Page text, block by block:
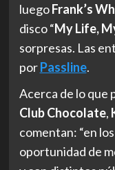
luegoFrank’s
disco “My Life,
sorpresas. Las
porPassline.
Acerca de lo que
Club Chocolate,
comentan: “en
oportunidad de